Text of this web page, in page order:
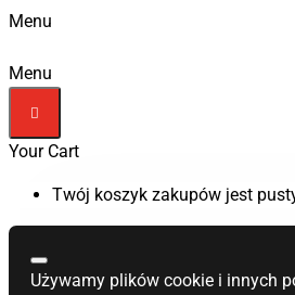
Menu
Menu
Your Cart
Twój koszyk zakupów jest
Używamy plików cookie i innych